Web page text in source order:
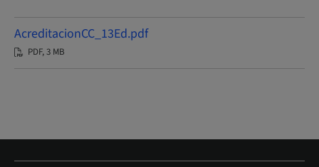
AcreditacionCC_13Ed.pdf
PDF, 3 MB